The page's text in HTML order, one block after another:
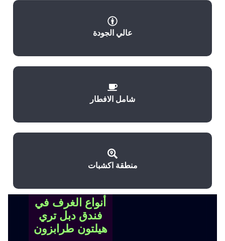
عالي الجودة
شامل الافطار
منطقة اكشبات
أنواع الغرف في
فندق دبل تري
هيلتون طرابزون